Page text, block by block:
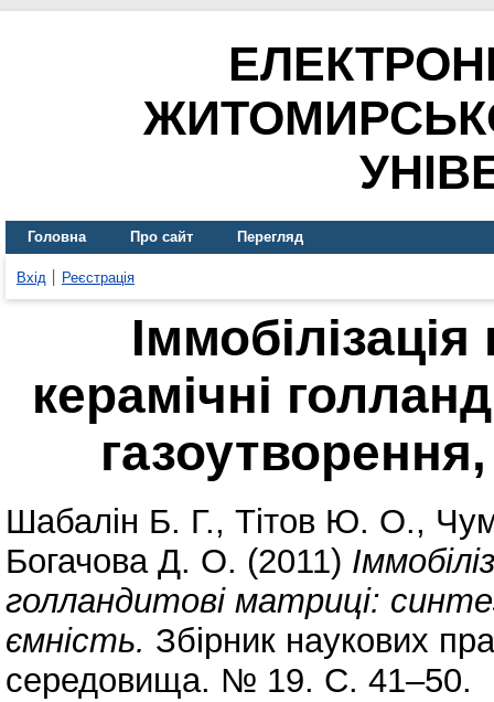
Головна Про сайт Перегляд
Вхід Реєстрація
керамічні
Шабалін Б. Г., Тітов Ю. О.,
Богачова Д. О. (2011)
голландитові матриці:
ємність. Збірник наукових
середовища. № 19. С. 41–50.